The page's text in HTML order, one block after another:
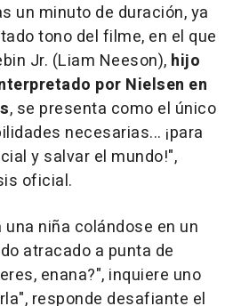
un minuto de duración, ya
tono del filme, en el que
Jr. (Liam Neeson), hijo
por Nielsen en
, se presenta como el único
necesarias... ¡para
y salvar el mundo!",
oficial.
niña colándose en un
atracado a punta de
enana?", inquiere uno
responde desafiante el